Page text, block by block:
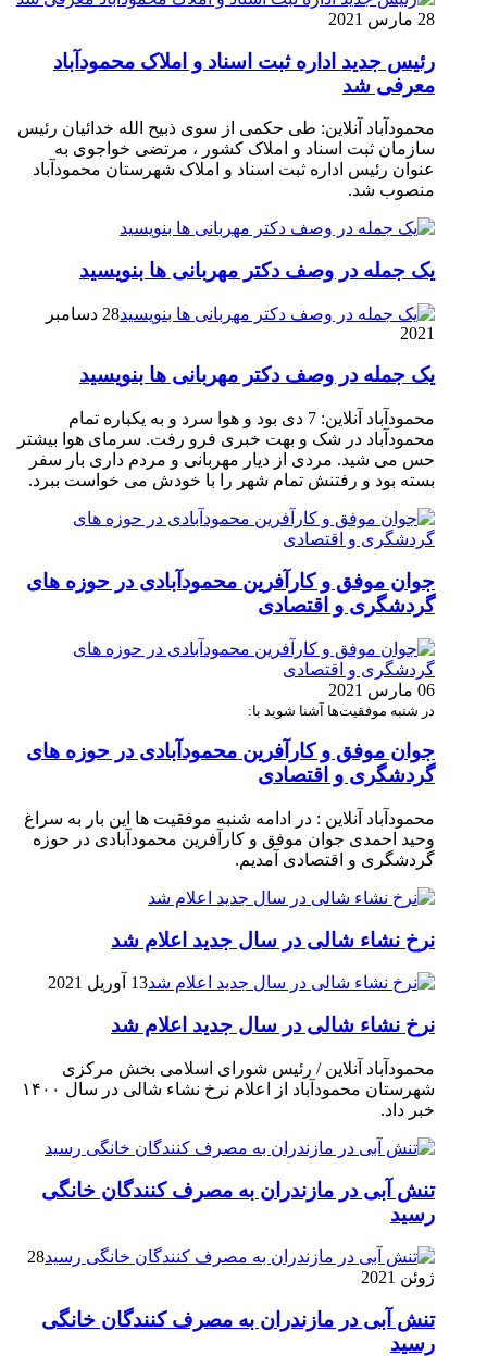
28 مارس 2021
رئیس جدید اداره ثبت اسناد و املاک محمودآباد
معرفی شد
محمودآباد آنلاین: طی حکمی از سوی ذبیح الله خدائیان رئیس
سازمان ثبت اسناد و املاک کشور ، مرتضی خواجوی به
عنوان رئیس اداره ثبت اسناد و املاک شهرستان محمودآباد
منصوب شد.
یک جمله در وصف دکتر مهربانی ها بنویسید
28 دسامبر
2021
یک جمله در وصف دکتر مهربانی ها بنویسید
محمودآباد آنلاین: 7 دی بود و هوا سرد و به یکباره تمام
محمودآباد در شک و بهت خبری فرو رفت. سرمای هوا بیشتر
حس می شید. مردی از دیار مهربانی و مردم داری بار سفر
بسته بود و رفتنش تمام شهر را با خودش می خواست ببرد.
جوان موفق و کارآفرین محمودآبادی در حوزه های
گردشگری و اقتصادی
06 مارس 2021
در شنبه موفقیت‌ها آشنا شوید با:
جوان موفق و کارآفرین محمودآبادی در حوزه های
گردشگری و اقتصادی
محمودآباد آنلاین : در ادامه شنبه موفقیت ها این بار به سراغ
وحید احمدی جوان موفق و کارآفرین محمودآبادی در حوزه
گردشگری و اقتصادی آمدیم.
نرخ نشاء شالی در سال جدید اعلام شد
13 آوریل 2021
نرخ نشاء شالی در سال جدید اعلام شد
محمودآباد آنلاین / رئیس شورای اسلامی بخش مرکزی
شهرستان محمودآباد از اعلام نرخ نشاء شالی در سال ۱۴۰۰
خبر داد.
تنش آبی در مازندران به مصرف كنندگان خانگی
رسيد
28
ژوئن 2021
تنش آبی در مازندران به مصرف كنندگان خانگی
رسيد